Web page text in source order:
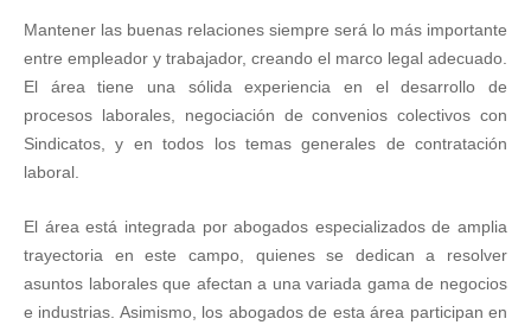
Mantener las buenas relaciones siempre será lo más importante
entre empleador y trabajador, creando el marco legal adecuado.
El área tiene una sólida experiencia en el desarrollo de
procesos laborales, negociación de convenios colectivos con
Sindicatos, y en todos los temas generales de contratación
laboral.
El área está integrada por abogados especializados de amplia
trayectoria en este campo, quienes se dedican a resolver
asuntos laborales que afectan a una variada gama de negocios
e industrias. Asimismo, los abogados de esta área participan en